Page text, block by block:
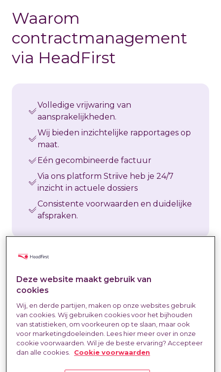
Waarom
contractmanagement
via HeadFirst
Volledige vrijwaring van
aansprakelijkheden.
Wij bieden inzichtelijke rapportages op
maat.
Eén gecombineerde factuur
Via ons platform Striive heb je 24/7
inzicht in actuele dossiers
Consistente voorwaarden en duidelijke
afspraken.
Deze website maakt gebruik van
cookies
Wij, en derde partijen, maken op onze websites gebruik
van cookies. Wij gebruiken cookies voor het bijhouden
van statistieken, om voorkeuren op te slaan, maar ook
voor marketingdoeleinden. Lees hier meer over in onze
cookie voorwaarden. Wil je de beste ervaring? Accepteer
dan alle cookies.
Cookie voorwaarden